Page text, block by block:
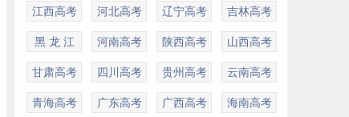
江西高考 河北高考 辽宁高考 吉林高考
黑 龙 江 河南高考 陕西高考 山西高考
甘肃高考 四川高考 贵州高考 云南高考
青海高考 广东高考 广西高考 海南高考